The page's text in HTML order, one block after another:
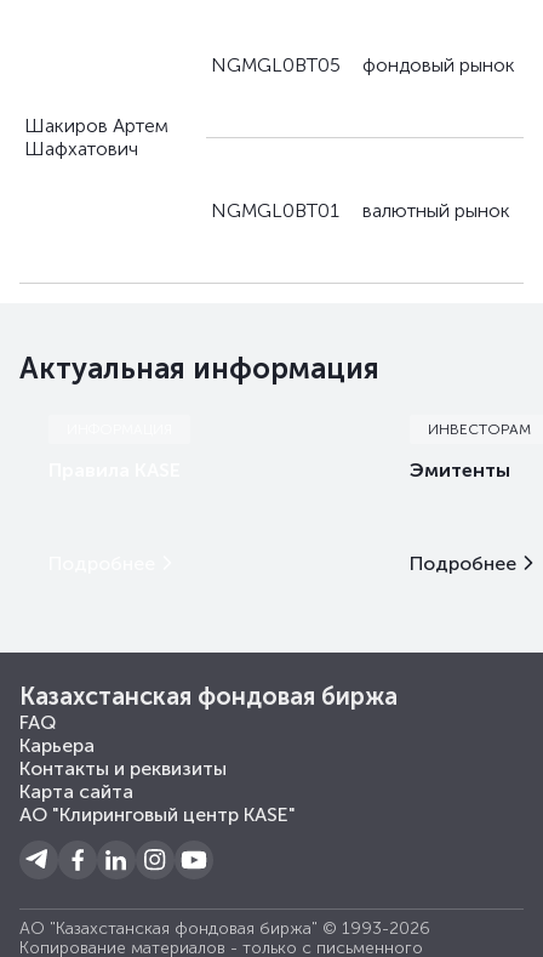
Шакиров Артем
Шафхатович
NGMGL0BT05 фондовый рынок
NGMGL0BT01 валютный рынок
Актуальная информация
ИНВЕСТОРАМ
Эмитенты
Подробнее
Казахстанская фондовая биржа
FAQ
Карьера
Контакты и реквизиты
Карта сайта
АО "Клиринговый центр KASE"
АО "Казахстанская фондовая биржа" © 1993-2026
Копирование материалов - только с письменного